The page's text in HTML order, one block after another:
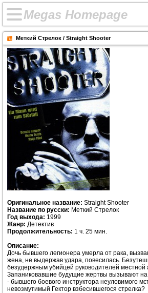
Megas Homepage
Меткий Стрелок / Straight Shooter
Оригинальное название: Straight Shooter
Название по русски: Меткий Стрелок
Год выхода: 1999
Жанр: Детектив
Продолжительность: 1 ч. 25 мин.
Описание:
Дочь бывшего легионера умерла от рака,
жена, не выдержав удара, повесилась.
безудержным убийцей руководителей местной
Запаниковавшие будущие жертвы вызывают на
- бывшего боевого инструктора неуловимого
невозмутимый Гектор взбесившегося стрелка?